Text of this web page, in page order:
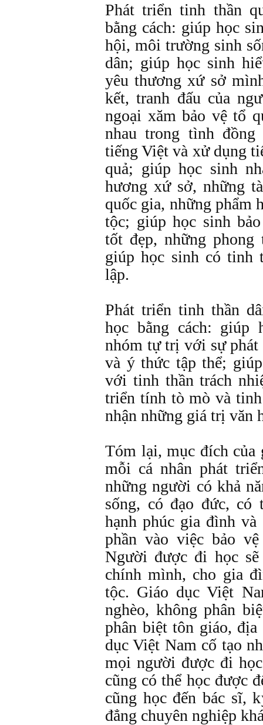
Phát triển tinh thần
bằng cách: giúp học
hội, môi trường sinh
dân; giúp học sinh
yêu thương xứ sở
kết, tranh đấu của
ngoại xăm bảo vệ tổ
nhau trong tình
tiếng Việt và xử dụng
quả; giúp học sinh
hương xứ sở, những
quốc gia, những phẩm
tộc; giúp học sinh
tốt đẹp, những
giúp học sinh có
lập.
Phát triển tinh thần
học bằng cách: giúp
nhóm tự trị với sự
và ý thức tập thể;
với tinh thần trách
triển tính tò mò và
nhận những giá trị văn
Tóm lại, mục đích của
mỗi cá nhân phát
những người có khả
sống, có đạo đức, có
hạnh phúc gia đình
phần vào việc bảo
Người được đi học
chính mình, cho gia
tộc. Giáo dục Việt
nghèo, không phân
phân biệt tôn giáo,
dục Việt Nam cố tạo
mọi người được đi
cũng có thể học được
cũng học đến bác sĩ,
đẳng chuyên nghiệp